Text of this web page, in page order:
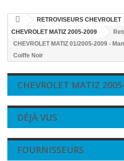
RETROVISEURS CHEVROLET
CHEVROLET MATIZ 2005-2009
CHEVROLET MATIZ 01/2005-2009 -
Coiffe Noir
CHEVROLET MATIZ
DÉJÀ VUS
FOURNISSEURS